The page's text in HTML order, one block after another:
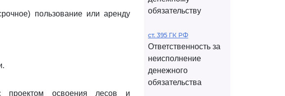
пользование или аренду
проектом освоения лесов и
обязательству
ст. 395 ГК РФ
Ответственность за
неисполнение
денежного
обязательства